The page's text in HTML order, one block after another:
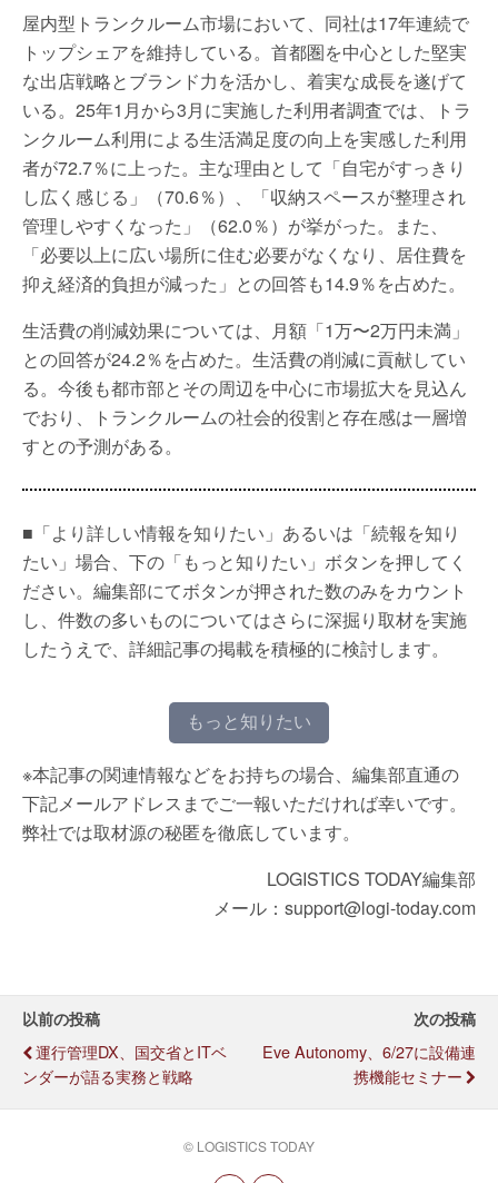
屋内型トランクルーム市場において、同社は17年連続で
トップシェアを維持している。首都圏を中心とした堅実
な出店戦略とブランド力を活かし、着実な成長を遂げて
いる。25年1月から3月に実施した利用者調査では、トラ
ンクルーム利用による生活満足度の向上を実感した利用
者が72.7％に上った。主な理由として「自宅がすっきり
し広く感じる」（70.6％）、「収納スペースが整理され
管理しやすくなった」（62.0％）が挙がった。また、
「必要以上に広い場所に住む必要がなくなり、居住費を
抑え経済的負担が減った」との回答も14.9％を占めた。
生活費の削減効果については、月額「1万〜2万円未満」
との回答が24.2％を占めた。生活費の削減に貢献してい
る。今後も都市部とその周辺を中心に市場拡大を見込ん
でおり、トランクルームの社会的役割と存在感は一層増
すとの予測がある。
■「より詳しい情報を知りたい」あるいは「続報を知り
たい」場合、下の「もっと知りたい」ボタンを押してく
ださい。編集部にてボタンが押された数のみをカウント
し、件数の多いものについてはさらに深掘り取材を実施
したうえで、詳細記事の掲載を積極的に検討します。
もっと知りたい
※本記事の関連情報などをお持ちの場合、編集部直通の
下記メールアドレスまでご一報いただければ幸いです。
弊社では取材源の秘匿を徹底しています。
LOGISTICS TODAY編集部
メール：support@logi-today.com
以前の投稿
運行管理DX、国交省とITベ
ンダーが語る実務と戦略
次の投稿
Eve Autonomy、6/27に設備連
携機能セミナー
© LOGISTICS TODAY